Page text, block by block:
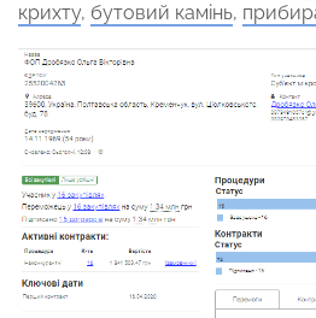
крихту, бутовий камінь,